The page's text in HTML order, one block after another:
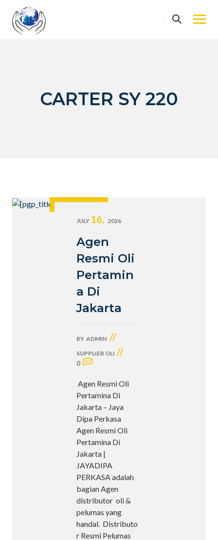
content
CARTER SY 220
JULY 16, 2026
Agen
Resmi Oli
Pertamin
a Di
Jakarta
BY ADMIN //
SUPPLIER OLI //
0
Agen Resmi Oli
Pertamina Di
Jakarta – Jaya
Dipa Perkasa
Agen Resmi Oli
Pertamina Di
Jakarta |
JAYADIPA
PERKASA adalah
bagian Agen
distributor oli &
pelumas yang
handal. Distributo
r Resmi Pelumas